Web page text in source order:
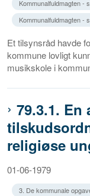
Kommunalfuldmagten -
Kommunalfuldmagten -
Et tilsynsråd havde
kommune lovligt
musikskole i
79.3.1. En
religiøse
01-06-1979
3. De kommunale